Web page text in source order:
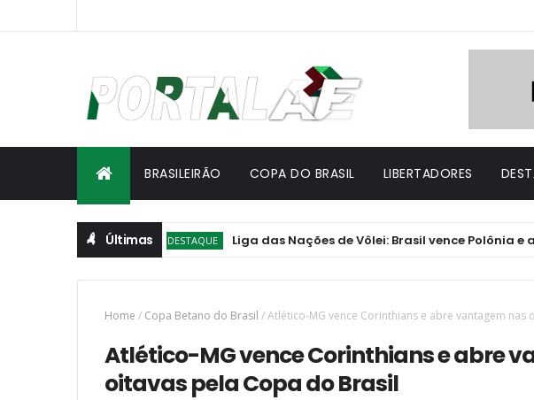
BRASILEIRÃO COPA DO BRASIL LIBERTADORES
Últimas
DESTAQUE Liga das Nações de Vôlei: Brasil vence Polônia e assume
Home / Copa Betano do Brasil /Atlético-MG vence Corinthians e abre vantagem nas
Atlético-MG vence Corinthians e abre
oitavas pela Copa do Brasil